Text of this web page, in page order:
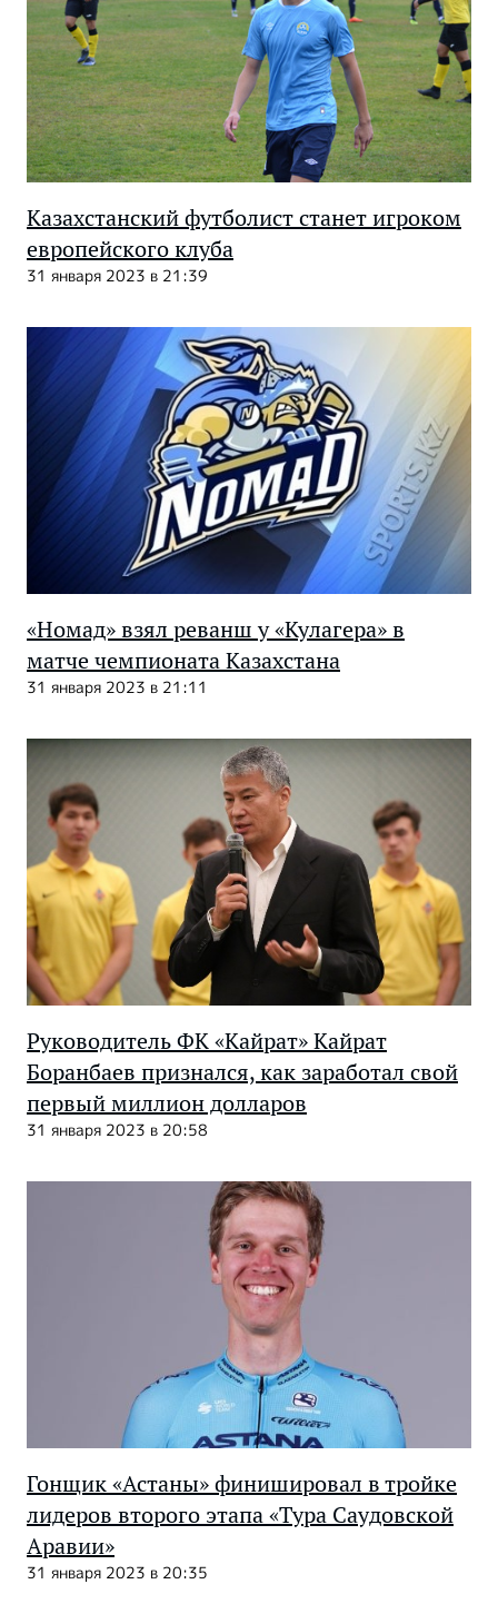
Казахстанский футболист станет игроком
европейского клуба
31 января 2023 в 21:39
«Номад» взял реванш у «Кулагера» в
матче чемпионата Казахстана
31 января 2023 в 21:11
Руководитель ФК «Кайрат» Кайрат
Боранбаев признался, как заработал свой
первый миллион долларов
31 января 2023 в 20:58
Гонщик «Астаны» финишировал в тройке
лидеров второго этапа «Тура Саудовской
Аравии»
31 января 2023 в 20:35